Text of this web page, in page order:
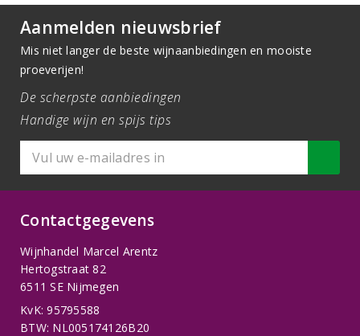
Aanmelden nieuwsbrief
Mis niet langer de beste wijnaanbiedingen en mooiste
proeverijen!
De scherpste aanbiedingen
Handige wijn en spijs tips
Contactgegevens
Wijnhandel Marcel Arentz
Hertogstraat 82
6511 SE Nijmegen
KvK: 95795588
BTW: NL005174126B20